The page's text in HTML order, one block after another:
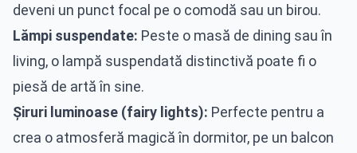
deveni un punct focal pe o comodă sau un birou.
Lămpi suspendate: Peste o masă de dining sau în
living, o lampă suspendată distinctivă poate fi o
piesă de artă în sine.
Șiruri luminoase (fairy lights): Perfecte pentru a
crea o atmosferă magică în dormitor, pe un balcon